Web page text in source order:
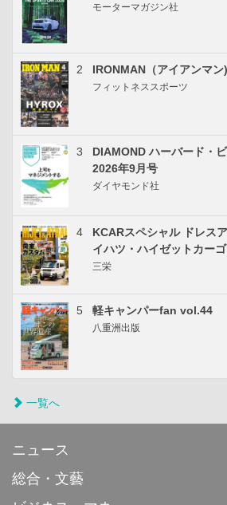
モーターマガジン社
2 IRONMAN（アイアンマ
フィットネススポーツ
3
DIAMOND ハーバード・
2026年9月号
ダイヤモンド社
4
KCARスペシャル ドレス
イハツ・ハイゼットカー
三栄
5 軽キャンパーfan vol.44
八重洲出版
一覧へ
ニュース
総合・文藝